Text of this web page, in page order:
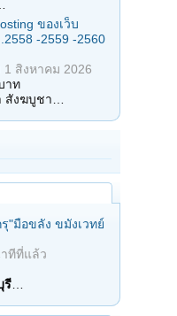
ของเว็บ
-2559 -2560
1 สิงหาคม 2026
าท
สังฆบูชา…
"มือขลัง ขมังเวทย์
ทีที่แล้ว
รี